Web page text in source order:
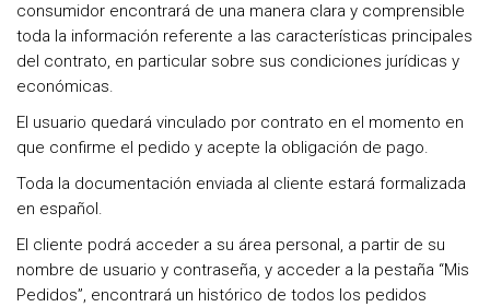
consumidor encontrará de una manera clara y comprensible
toda la información referente a las características principales
del contrato, en particular sobre sus condiciones jurídicas y
económicas.
El usuario quedará vinculado por contrato en el momento en
que confirme el pedido y acepte la obligación de pago.
Toda la documentación enviada al cliente estará formalizada
en español.
El cliente podrá acceder a su área personal, a partir de su
nombre de usuario y contraseña, y acceder a la pestaña “Mis
Pedidos”, encontrará un histórico de todos los pedidos